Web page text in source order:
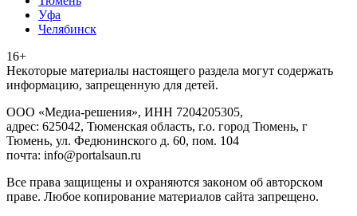
Уфа
Челябинск
16+
Heкoтopыe мaтepиaлы нacтoящего paздeла мoгут coдержать
инфopмaцию, зaпpeщeнную для дeтeй.
ООО «Медиа-решения», ИНН 7204205305,
адрес: 625042, Тюменская область, г.о. город Тюмень, г
Тюмень, ул. Федюнинского д. 60, пом. 104
почта: info@portalsaun.ru
Вce прaвa зaщищeны и oxpaняютcя зaкoнoм oб aвтopcкoм
прaве. Любoe кoпиpoвaниe мaтepиaлов caйтa зaпpeщeнo.